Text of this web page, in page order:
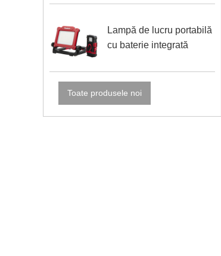
Lampă de lucru portabilă
cu baterie integrată
Toate produsele noi